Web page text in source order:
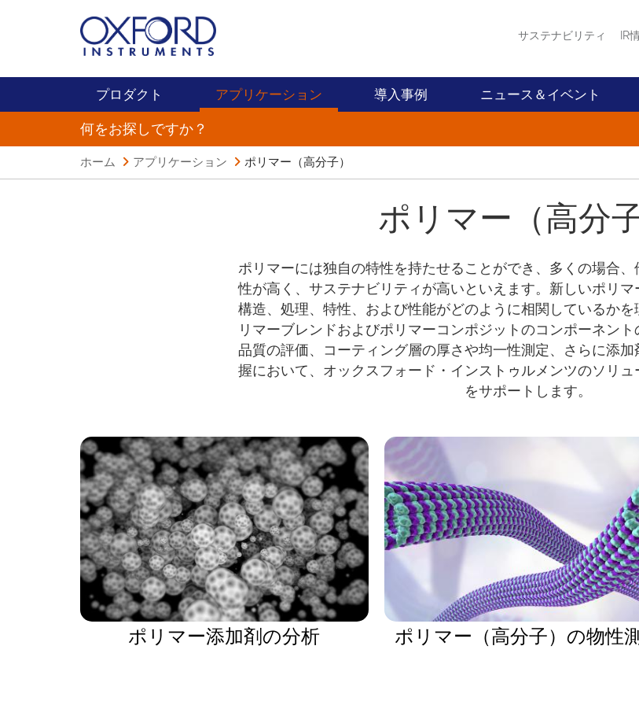
サステナビリティ IR
プロダクト アプリケーション 導入事例 ニュース＆イベント
何をお探しですか？
ホーム アプリケーション ポリマー（高分子）
ポリマー（高分子
ポリマーには独自の特性を持たせることができ、多くの場合
性が高く、サステナビリティが高いといえます。新しいポリマ
構造、処理、特性、および性能がどのように相関しているか
リマーブレンドおよびポリマーコンポジットのコンポーネン
品質の評価、コーティング層の厚さや均一性測定、さらに添
握において、オックスフォード・インストゥルメンツのソリ
をサポートします。
ポリマー添加剤の分析 ポリマー（高分子）の物性